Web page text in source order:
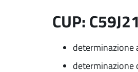
CUP:
determinazione
determinazione